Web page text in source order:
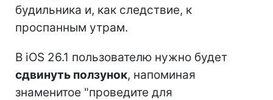
будильника и, как следствие, к
проспанным утрам.
В iOS 26.1 пользователю нужно будет
сдвинуть ползунок, напоминая
знаменитое "проведите для